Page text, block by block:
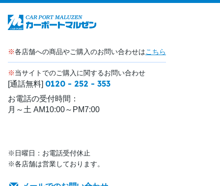
※各店舗への商品やご購入のお問い合わせはこちら
※当サイトでのご購入に関するお問い合わせ
[通話無料] 0120 - 252 - 353
お電話の受付時間：
月～土 AM10:00～PM7:00
※日曜日：お電話受付休止
※各店舗は営業しております。